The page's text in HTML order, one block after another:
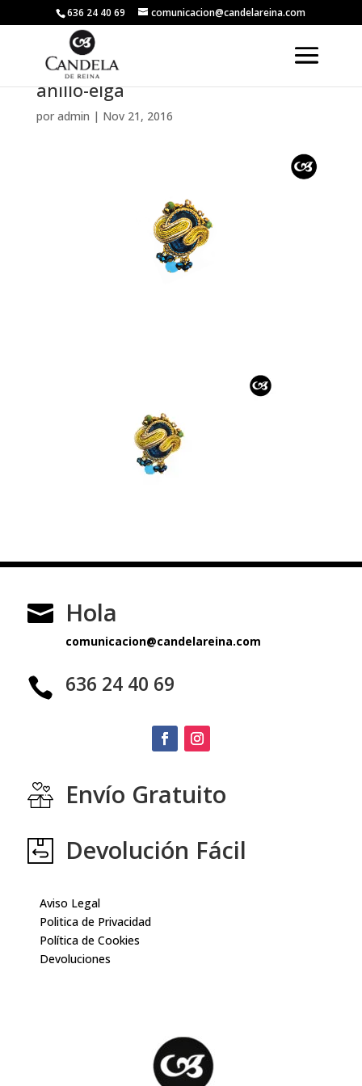
636 24 40 69 comunicacion@candelareina.com
anillo-elga
por admin | Nov 21, 2016
 Hola
comunicacion@candelareina.com
 636 24 40 69
Envío Gratuito
Devolución Fácil
Aviso Legal
Politica de Privacidad
Política de Cookies
Devoluciones